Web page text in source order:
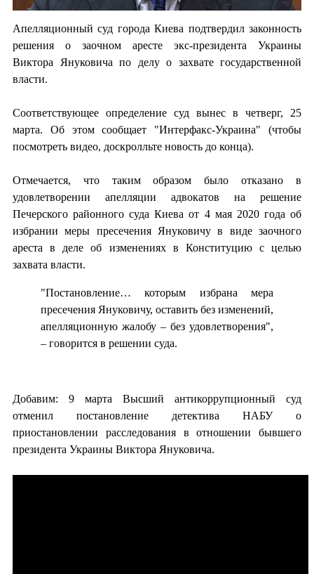
Апелляционный суд города Киева подтвердил законность
решения о заочном аресте экс-президента Украины
Виктора Януковича по делу о захвате государственной
власти.
Соответствующее определение суд вынес в четверг, 25
марта. Об этом сообщает "Интерфакс-Украина" (чтобы
посмотреть видео, доскролльте новость до конца).
Отмечается, что таким образом было отказано в
удовлетворении апелляции адвокатов на решение
Печерского районного суда Киева от 4 мая 2020 года об
избрании меры пресечения Януковичу в виде заочного
ареста в деле об изменениях в Конституцию с целью
захвата власти.
"Постановление… которым избрана мера
пресечения Януковичу, оставить без изменений,
апелляционную жалобу – без удовлетворения",
– говорится в решении суда.
Добавим: 9 марта Высший антикоррупционный суд
отменил постановление детектива НАБУ о
приостановлении расследования в отношении бывшего
президента Украины Виктора Януковича.